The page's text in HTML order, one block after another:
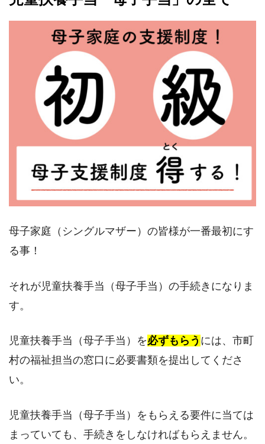
母子家庭（シングルマザー）の皆様が一番最初にす
る事！
それが児童扶養手当（母子手当）の手続きになりま
す。
児童扶養手当（母子手当）を必ずもらう には、市町
村の福祉担当の窓口に必要書類を提出してくださ
い。
児童扶養手当（母子手当）をもらえる要件に当ては
まっていても、手続きをしなければもらえません。